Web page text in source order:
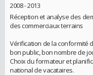
2008 - 2013
Réception et analyse des
des commerciaux terrains
Vérification de la conformité
bon public, bon nombre de
Choix du formateur et
national de vacataires.